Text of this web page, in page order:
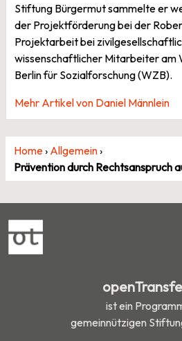
Stiftung Bürgermut sammelte er
der Projektförderung bei der
Projektarbeit bei
wissenschaftlicher Mitarbeiter am
Berlin für Sozialforschung (WZB).
Mehr Artikel von Daniel Männlein
Home› Allgemein›
Prävention durch Rechtsanspruch
ist ein
gemeinnützigen